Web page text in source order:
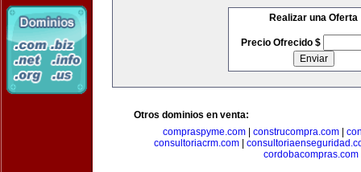
Realizar una Oferta
Precio Ofrecido $
Otros dominios en venta:
compraspyme.com
construcompra.com
consultoriacrm.com|
cordobacompras.com